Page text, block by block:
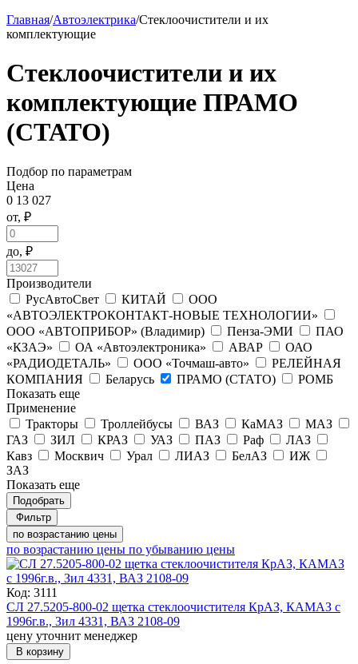
Главная/Автоэлектрика/Стеклоочистители и их
комплектующие
Стеклоочистители и их
комплектующие ПРАМО
(СТАТО)
Подбор по параметрам
Цена
0 13 027
от, ₽
до, ₽
Производители
РусАвтоСвет
КИТАЙ
ООО
«АВТОЭЛЕКТРОКОНТАКТ-НОВЫЕ ТЕХНОЛОГИИ»
ООО «АВТОПРИБОР» (Владимир)
Пенза-ЭМИ
ПАО
«КЗАЭ»
ОА «Автоэлектроника» АВАР
ОАО
«РАДИОДЕТАЛЬ»
ООО «Точмаш-авто»
РЕЛЕЙНАЯ
КОМПАНИЯ
Беларусь ПРАМО (СТАТО)
РОМБ
Показать еще
Применение
Тракторы
Троллейбусы ВАЗ КаМАЗ
МАЗ
ГАЗ
ЗИЛ КРАЗ УАЗ ПАЗ Раф
ЛАЗ
Кавз
Москвич Урал ЛИАЗ БелАЗ
ИЖ
ЗАЗ
Показать еще
Подобрать
Фильтр
по возрастанию цены
по возрастанию цены по убыванию цены
Код: 3111
СЛ 27.5205-800-02 щетка стеклоочистителя КрАЗ, КАМАЗ с
1996г.в., Зил 4331, ВАЗ 2108-09
цену уточнит менеджер
В корзину